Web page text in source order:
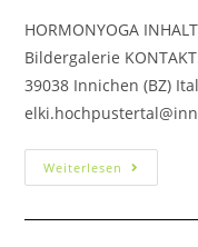
HORMONYOGA
Bildergalerie
39038 Innichen (BZ)
Weiterlesen